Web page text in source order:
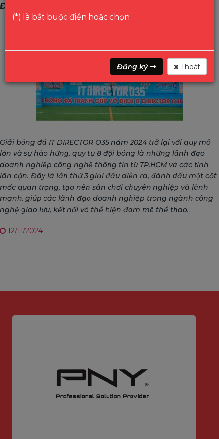
Đồng IT
Giải bóng đá IT DIRECTOR O35 năm 2024 trở lại với quy mô
lớn và sự hào hứng, quy tụ 8 đội bóng là những lãnh đạo
doanh nghiệp công nghệ thông tin từ TP.HCM và các tỉnh
lân cận. Đây là lần thứ 3 giải đấu diễn ra, đánh dấu một cột
mốc quan trọng, tạo nên sân chơi chuyên nghiệp và lành
mạnh, giúp các lãnh đạo doanh nghiệp trong ngành công
nghệ giao lưu, kết nối và thể hiện đam mê thể thao.
12/11/2024
(*) là bắt buộc điền hoặc chọn
Đăng ký Thoát